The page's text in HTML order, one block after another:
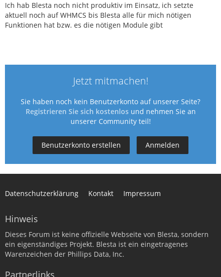
Ich hab Blesta noch nicht produktiv im Einsatz, ich setzte
aktuell noch auf WHMCS bis Blesta alle für mich nötigen
Funktionen hat bzw. es die nötigen Module gibt
Jetzt mitmachen!
Sie haben noch kein Benutzerkonto auf unserer Seite?
Registrieren Sie sich kostenlos und nehmen Sie an
unserer Community teil!
Benutzerkonto erstellen Anmelden
Datenschutzerklärung Kontakt Impressum
Hinweis
Dieses Forum ist keine offizielle Webseite von Blesta, sondern
ein eigenständiges Projekt. Blesta ist ein eingetragenes
Warenzeichen der Phillips Data, Inc.
Partnerlinks